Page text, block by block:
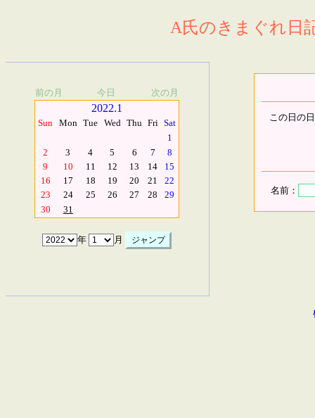
A氏のきまぐれ日
前の月 今日 次の月
2022.1
Sun Mon Tue Wed Thu Fri Sat
1
2
3 4 5 6 7
8
9
10 11 12 13 14
15
16
17 18 19 20 21
22
23
24 25 26 27 28
29
30
31
年 月
この日の
名前：